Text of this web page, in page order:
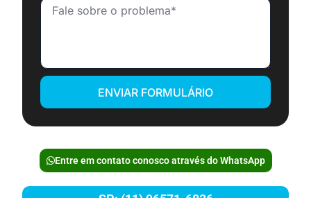
ENVIAR FORMULÁRIO
Entre em contato conosco através do WhatsApp